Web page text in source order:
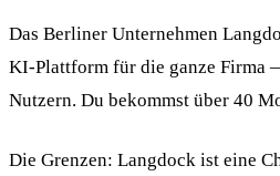
Das Berliner Unternehmen
KI-Plattform für die ganze Firma
Nutzern. Du bekommst über 40
Die Grenzen: Langdock ist eine